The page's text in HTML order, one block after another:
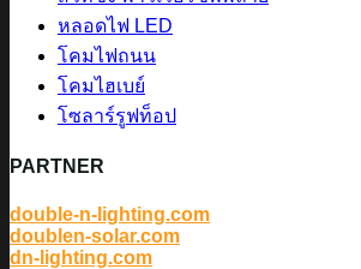
หลอดไฟ LED
โคมไฟถนน
โคมไฮเบย์
โซลาร์รูฟท็อป
PARTNER
double-n-lighting.com
doublen-solar.com
dn-lighting.com